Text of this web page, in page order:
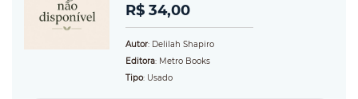
R$ 34,00
Autor: Delilah Shapiro
Editora: Metro Books
Tipo: Usado